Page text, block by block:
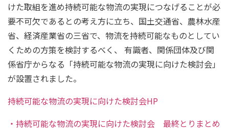
けた取組を進め持続可能な物流の実現につなげることが必
要不可欠であるとの考え方に立ち、国土交通省、農林水産
省、経済産業省の三省で、物流を持続可能なものとしてい
くための方策を検討するべく、 有識者、関係団体及び関
係省庁からなる「持続可能な物流の実現に向けた検討会」
が設置されました。
持続可能な物流の実現に向けた検討会HP
・持続可能な物流の実現に向けた検討会 最終とりまとめ